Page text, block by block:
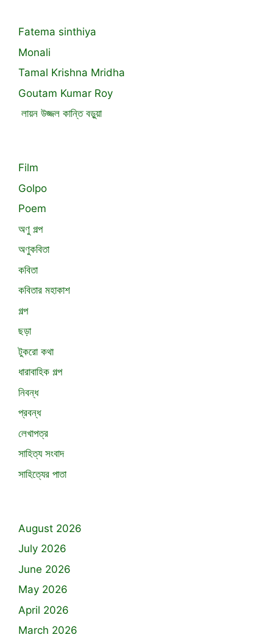
Fatema sinthiya
Monali
Tamal Krishna Mridha
Goutam Kumar Roy
লায়ন উজ্জল কান্তি বড়ুয়া
Film
Golpo
Poem
অণু গল্প
অণুকবিতা
কবিতা
কবিতার মহাকাশ
গল্প
ছড়া
টুকরো কথা
ধারাবাহিক গল্প
নিবন্ধ
প্রবন্ধ
লেখাপত্র
সাহিত্য সংবাদ
সাহিত্যের পাতা
August 2026
July 2026
June 2026
May 2026
April 2026
March 2026